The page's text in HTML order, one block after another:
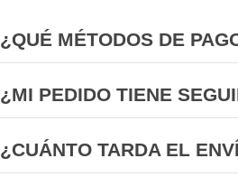
¿QUÉ MÉTODOS DE
¿MI PEDIDO TIENE
¿CUÁNTO TARDA EL